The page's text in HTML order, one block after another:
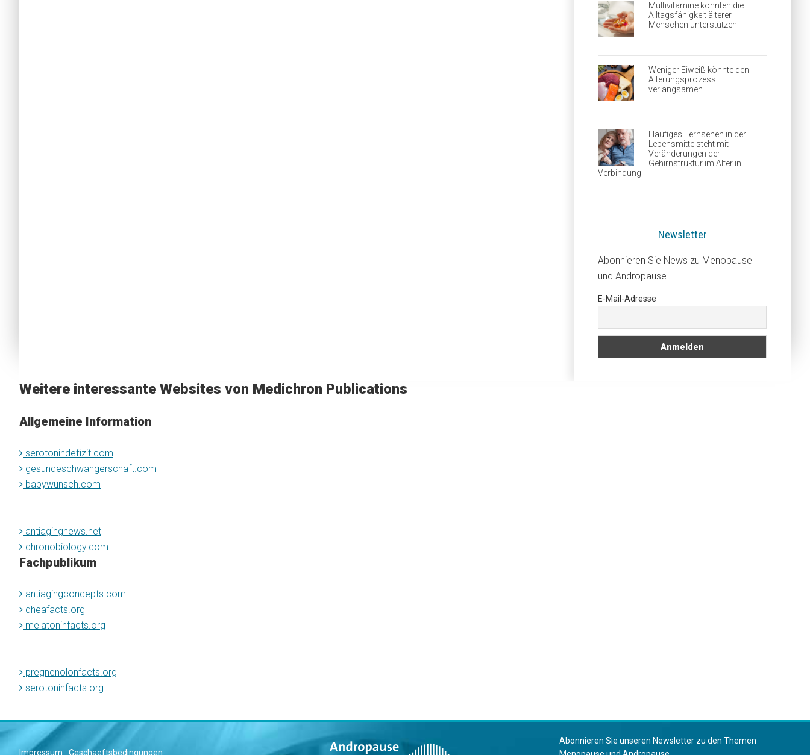
Multivitamine könnten die
Alltagsfähigkeit älterer
Menschen unterstützen
Weniger Eiweiß könnte den
Alterungsprozess
verlangsamen
Häufiges Fernsehen in der
Lebensmitte steht mit
Veränderungen der
Gehirnstruktur im Alter in
Verbindung
Newsletter
Abonnieren Sie News zu Menopause
und Andropause.
E-Mail-Adresse
Weitere interessante Websites von Medichron Publications
Allgemeine Information
serotonindefizit.com
gesundeschwangerschaft.com
babywunsch.com
antiagingnews.net
chronobiology.com
Fachpublikum
antiagingconcepts.com
dheafacts.org
melatoninfacts.org
pregnenolonfacts.org
serotoninfacts.org
Impressum Geschaeftsbedingungen
Abonnieren Sie unseren Newsletter zu den Themen